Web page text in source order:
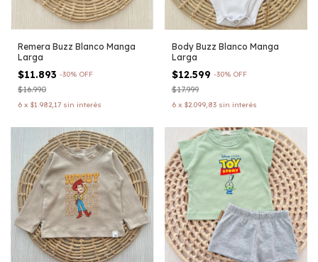
Remera Buzz Blanco Manga
Larga
$11.893 -30% OFF
$16.990
6 x $1.982,17 sin interés
Body Buzz Blanco Manga
Larga
$12.599 -30% OFF
$17.999
6 x $2.099,83 sin interés